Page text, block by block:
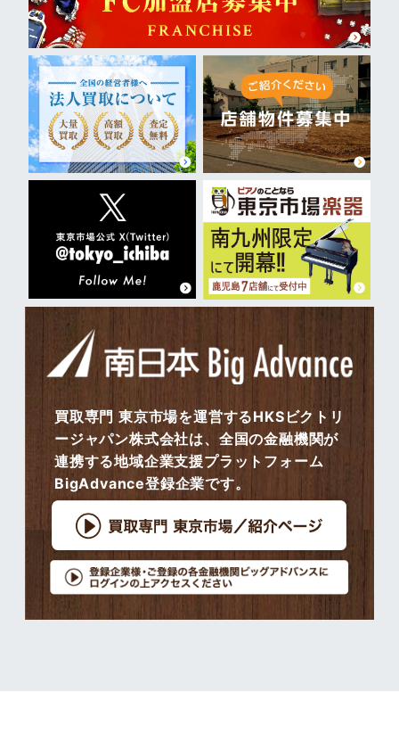
買取専門 東京市場を運営するHKSビクトリ
ージャパン株式会社は、全国の金融機関が
連携する地域企業支援プラットフォーム
BigAdvance登録企業です。